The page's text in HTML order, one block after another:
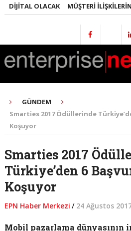
OLACAK MÜŞTERI
GÜNDEM
Smarties 2017 Ödüllerinde
Koşuyor
Smarties 2017
Türkiye’den 6
Koşuyor
EPN Haber Merkezi / 24 Ağustos
Mobil pazarlama dünyasının